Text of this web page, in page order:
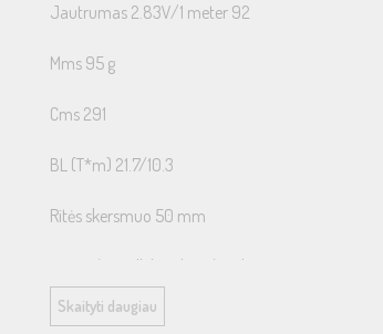
Jautrumas 2.83V/1 meter 92
Mms 95 g
Cms 291
BL (T*m) 21.7/10.3
Ritės skersmuo 50 mm
Varža / Parallel 8 Ohm / 2 Ohm
DC Resistance / Parallel 6.8 / 1.7 Ohm
Skaityti daugiau